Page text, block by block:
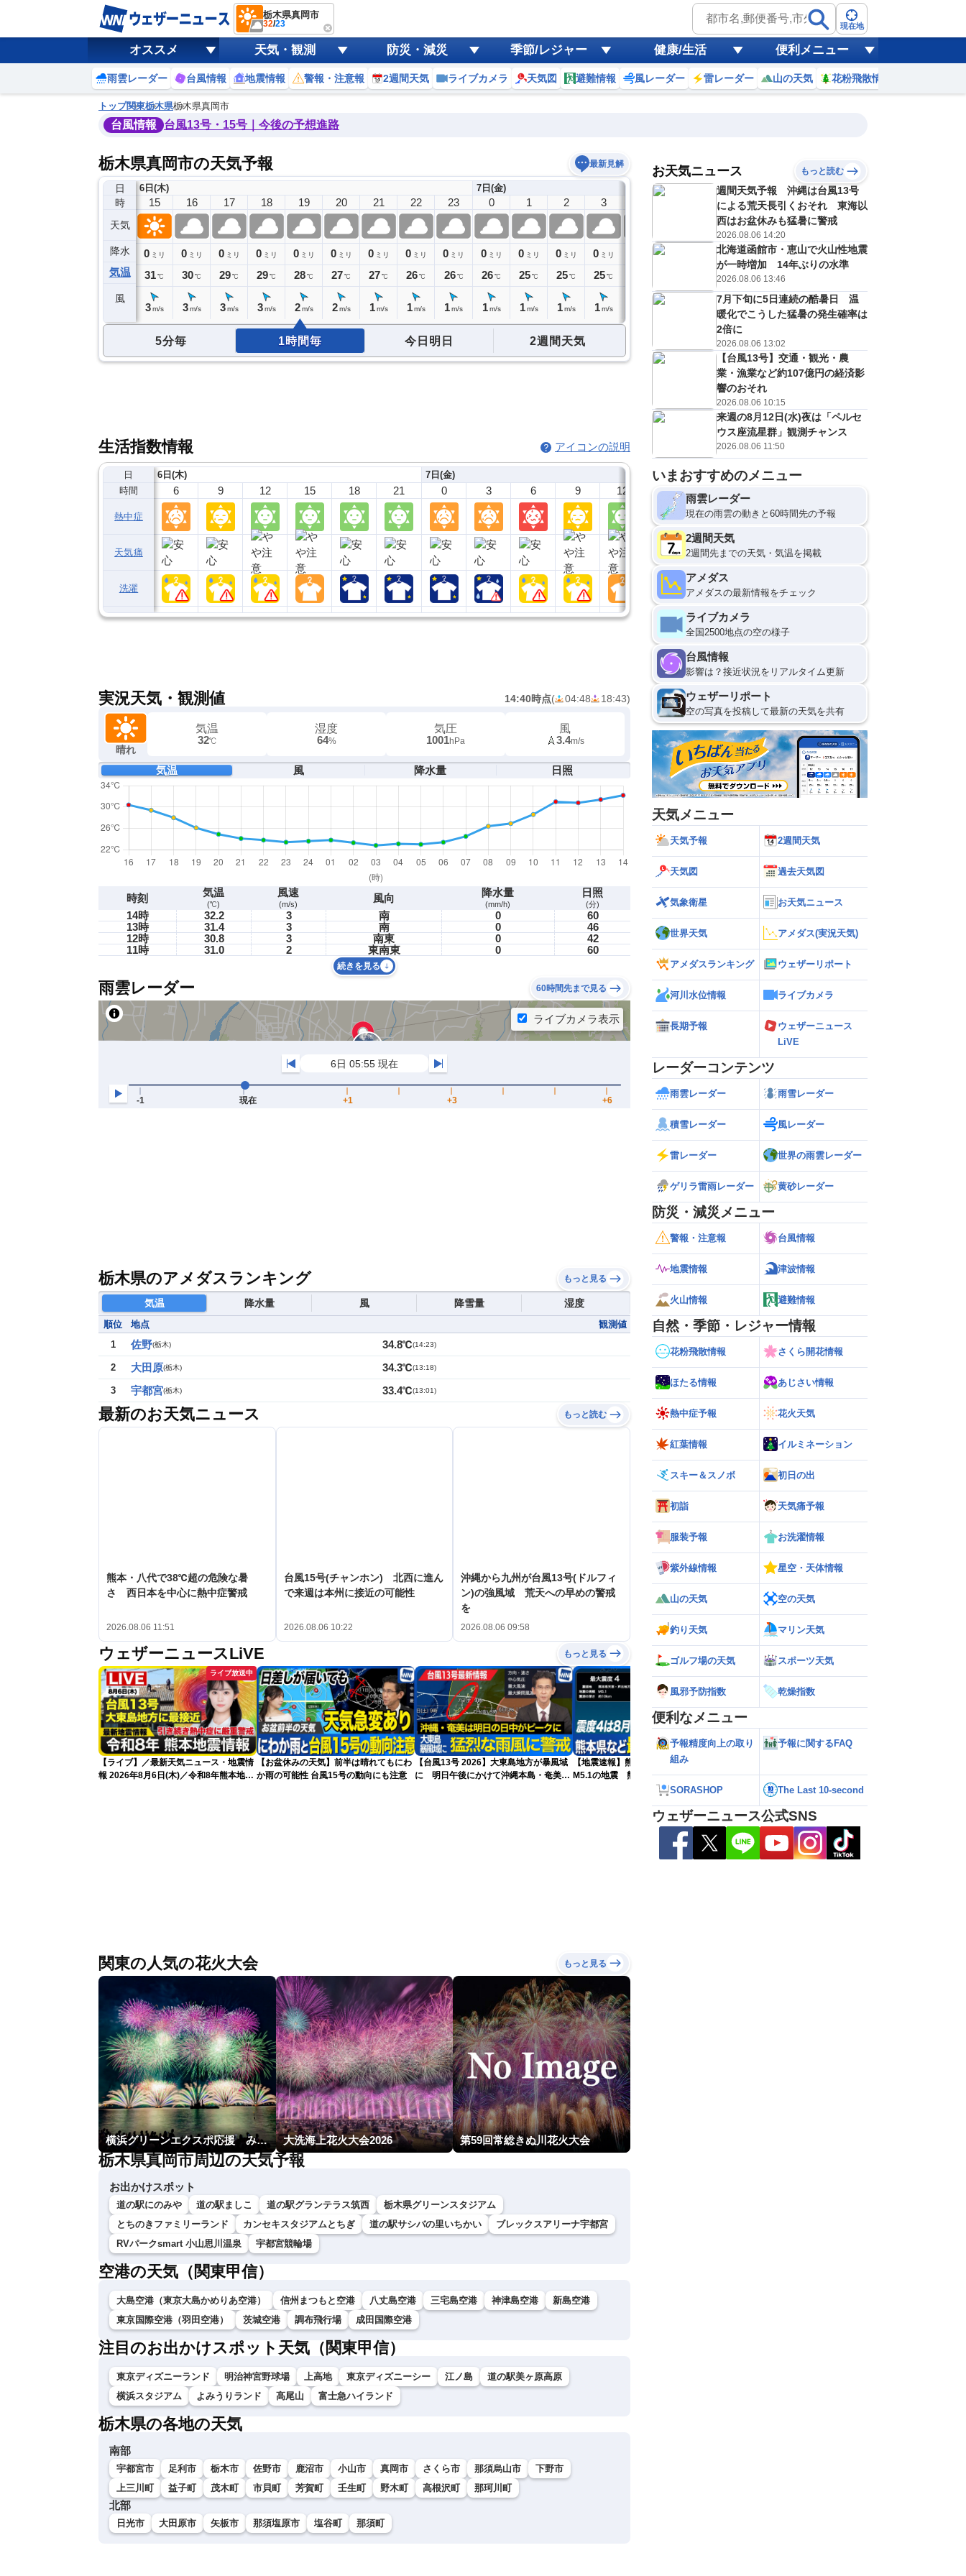
栃木県真岡市
32/23 現在地
オススメ 天気・観測 防災・減災 季節/レジャー 健康/生活 便利メニュー
雨雲レーダー 台風情報 地震情報 警報・注意報 2週間天気 ライブカメラ 天気図 避難情報 風レーダー 雷レーダー 山の天気 花粉飛散情報
トップ関東栃木県栃木県真岡市
台風情報 台風13号・15号｜今後の予想進路
栃木県真岡市の天気予報 最新見解
日
時
天気
降水
気温
風
6日(木)
14
0ミリ
31℃
15
0 ミリ
31℃
3 m/s
16
0 ミリ
30℃
3 m/s
17
0 ミリ
29℃
3 m/s
18
0 ミリ
29℃
3 m/s
19
0 ミリ
28℃
2 m/s
20
0 ミリ
27℃
2 m/s
21
0 ミリ
27℃
1 m/s
22
0 ミリ
26℃
1 m/s
23
0 ミリ
26 ℃
1m/s
7日(金)
0
0 ミリ
26℃
1 m/s
1
0 ミリ
25℃
1 m/s
2
0 ミリ
25℃
1 m/s
3
0 ミリ
25℃
1 m/s
6
ミリ
℃
m/s
7
0ミリ
26℃
1 m/s
8
0 ミリ
27
2m/s
9
0ミリ
2m/s
10
0ミリ
2 m/s
5分毎 1時間毎 今日明日 2週間天気
生活指数情報 アイコンの説明
日
時間
熱中症
天気痛
洗濯
6日(木)
6 9 12 15 18 21
7日(金)
0 3 6 9 12
実況天気・観測値 14:40時点( 04:48 18:43)
晴れ
気温
32℃
湿度
64%
気圧
1001hPa
風
3.4m/s
気温 風 降水量 日照
時刻 気温
(℃)
風速
(m/s) 風向 降水量
(mm/h)
日照
(分)
14時 32.2 3 南 0
60
13時
31.4 3 南 0
46
12時
30.8 3 南東 0
42
11時
31.0 2 東南東 0 60
続きを見る
雨雲レーダー 60時間先まで見る
栃木県のアメダスランキング もっと見る
気温 降水量 風 降雪量 湿度
順位 地点
観測値
1
佐野(栃木) 34.8℃(14:23)
2 大田原(栃木) 34.3℃(13:18)
3 宇都宮(栃木) 33.4℃(13:01)
最新のお天気ニュース もっと読む
熊本・八代で38℃超の危険な暑
さ 西日本を中心に熱中症警戒
2026.08.06 11:51
台風15号(チャンホン) 北西に進ん
で来週は本州に接近の可能性
2026.08.06 10:22
沖縄から九州が台風13号(ドルフィ
ン)の強風域 荒天への早めの警戒
を
2026.08.06 09:58
ウェザーニュースLiVE もっと見る
ライブ放送中
【ライブ】／最新天気ニュース・地震情
報 2026年8月6日(木)／令和8年熊本地震
【お盆休みの天気】前半は晴れてもにわ
か雨の可能性 台風15号の動向にも注意
【台風13号 2026】大東島地方が暴風域
に 明日午後にかけて沖縄本島・奄美通
【地震速報】熊本県天草･芦北地方で
M5.1の地震 熊本県や長崎県、鹿児島県日中は再び雨降りやすい
関東の人気の花火大会 もっと見る
横浜グリーンエクスポ応援 みなとみらいフェスティバル「スカイシンフォニーinヨコハマ presented byコロワイド」 大洗海上花火大会2026 第59回常総きぬ川花火大会
栃木県真岡市周辺の天気予報
お出かけスポット
道の駅にのみや 道の駅ましこ 道の駅グランテラス筑西
栃木県グリーンスタジアム
とちのきファミリーランド
カンセキスタジアムとちぎ 道の駅サシバの里いちかい
ブレックスアリーナ宇都宮
RVパークsmart 小山思川温泉
宇都宮競輪場
空港の天気（関東甲信）
大島空港（東京大島かめりあ空港） 信州まつもと空港 八丈島空港 三宅島空港 神津島空港
新島空港
東京国際空港（羽田空港）
茨城空港 調布飛行場 成田国際空港
注目のお出かけスポット天気（関東甲信）
東京ディズニーランド 明治神宮野球場 上高地 東京ディズニーシー 江ノ島
道の駅美ヶ原高原
横浜スタジアム
よみうりランド 高尾山 富士急ハイランド
栃木県の各地の天気
南部
宇都宮市 足利市 栃木市 佐野市 鹿沼市 小山市 真岡市 さくら市 那須烏山市
下野市
上三川町
益子町 茂木町 市貝町 芳賀町 壬生町 野木町 高根沢町 那珂川町
北部
日光市 大田原市 矢板市 那須塩原市 塩谷町 那須町
お天気ニュース もっと読む
週間天気予報 沖縄は台風13号
による荒天長引くおそれ 東海以
西はお盆休みも猛暑に警戒
2026.08.06 14:20
北海道函館市・恵山で火山性地震
が一時増加 14年ぶりの水準
2026.08.06 13:46
7月下旬に5日連続の酷暑日 温
暖化でこうした猛暑の発生確率は
2倍に
2026.08.06 13:02
【台風13号】交通・観光・農
業・漁業など約107億円の経済影
響のおそれ
2026.08.06 10:15
来週の8月12日(水)夜は「ペルセ
ウス座流星群」観測チャンス
2026.08.06 11:50
いまおすすめのメニュー
雨雲レーダー
現在の雨雲の動きと60時間先の予報
2週間天気
2週間先までの天気・気温を掲載
アメダス
アメダスの最新情報をチェック
ライブカメラ
全国2500地点の空の様子
台風情報
影響は？接近状況をリアルタイム更新
ウェザーリポート
空の写真を投稿して最新の天気を共有
天気メニュー
天気予報 2週間天気
天気図 過去天気図
気象衛星 お天気ニュース
世界天気 アメダス(実況天気)
アメダスランキング ウェザーリポート
河川水位情報 ライブカメラ
長期予報
ウェザーニュース
LiVE
レーダーコンテンツ
雨雲レーダー 雨雪レーダー
積雪レーダー 風レーダー
雷レーダー 世界の雨雲レーダー
ゲリラ雷雨レーダー 黄砂レーダー
防災・減災メニュー
警報・注意報 台風情報
地震情報 津波情報
火山情報 避難情報
自然・季節・レジャー情報
花粉飛散情報 さくら開花情報
ほたる情報 あじさい情報
熱中症予報 花火天気
紅葉情報 イルミネーション
スキー＆スノボ 初日の出
初詣 天気痛予報
服装予報 お洗濯情報
紫外線情報 星空・天体情報
山の天気 空の天気
釣り天気 マリン天気
ゴルフ場の天気 スポーツ天気
風邪予防指数 乾燥指数
便利なメニュー
予報精度向上の取り
組み
予報に関するFAQ
SORASHOP The Last 10-second
ウェザーニュース公式SNS